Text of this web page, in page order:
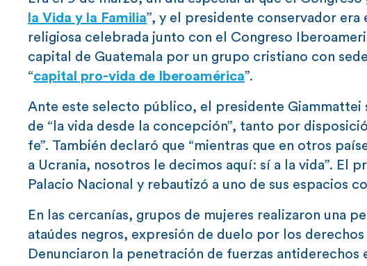
la Vida y la Familia”, y el presidente conservador
religiosa celebrada junto con el Congreso
capital de Guatemala por un grupo cristiano con
“capital pro-vida de Iberoamérica”.
Ante este selecto público, el presidente Giammattei
de “la vida desde la concepción”, tanto por
fe”. También declaró que “mientras que en otros
a Ucrania, nosotros le decimos aquí: sí a la vida”. El
Palacio Nacional y rebautizó a uno de sus espacios
En las cercanías, grupos de mujeres realizaron una
ataúdes negros, expresión de duelo por los
Denunciaron la penetración de fuerzas